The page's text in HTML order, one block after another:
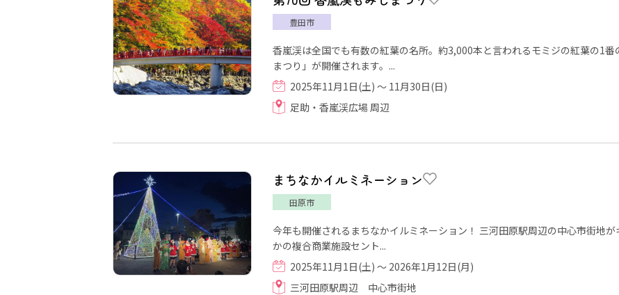
豊田市
香嵐渓は全国でも有数の紅葉の名所。約3,000本と言われるモミジの紅葉の1
まつり」が開催されます。...
2025年11月1日(土) ～ 11月30日(日)
足助・香嵐渓広場 周辺
まちなかイルミネーション
田原市
今年も開催されるまちなかイルミネーション！ 三河田原駅周辺の中心市街地
かの複合商業施設セント...
2025年11月1日(土) ～ 2026年1月12日(月)
三河田原駅周辺 中心市街地